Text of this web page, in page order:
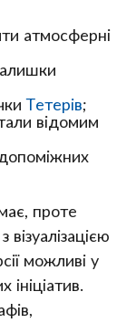
атмосферні
Тетерів;
відомим
проте
можливі у
ініціатив.